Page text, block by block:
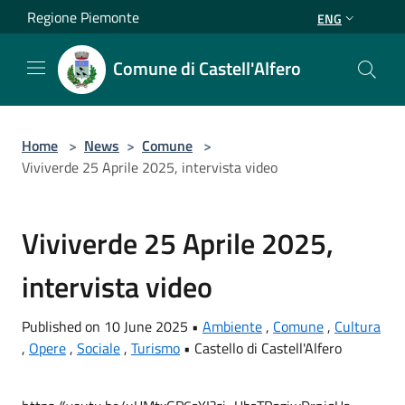
Salta al contenuto principale
Regione Piemonte ENG
Comune di Castell'Alfero
Home > News > Comune >
Viviverde 25 Aprile 2025, intervista video
Viviverde 25 Aprile 2025,
intervista video
Published on 10 June 2025 • Ambiente, Comune, Cultura
, Opere, Sociale, Turismo • Castello di Castell'Alfero